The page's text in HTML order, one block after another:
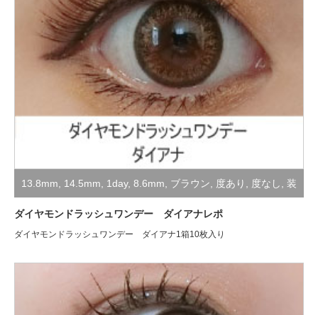
13.8mm 14.5mm 1day, 8.6mm ブラウン 度あり 度なし 装
着レポ
ダイヤモンドラッシュワンデー ダイアナレポ
ダイヤモンドラッシュワンデー ダイアナ1箱10枚入り